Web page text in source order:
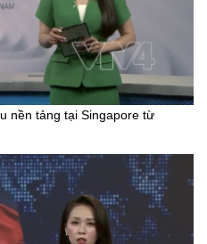
nền tảng tại Singapore từ